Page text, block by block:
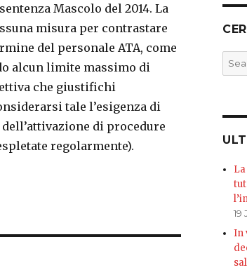
Mascolo del 2014. La
misura per contrastare
del personale ATA, come
alcun limite massimo di
che giustifichi
tale l’esigenza di
di procedure
regolarmente).
Search
for:
19
In